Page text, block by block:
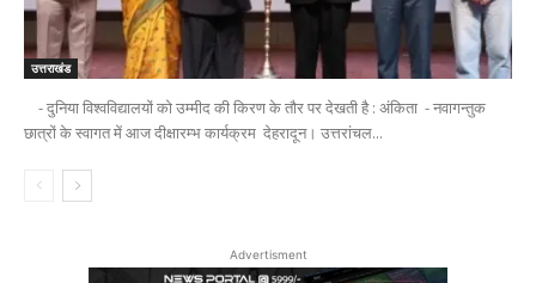
उत्तराखंड
- दुनिया विश्वविद्यालयों को उम्मीद की किरण के तौर पर देखती है : अंकिता - नवागन्तुक
छात्रों के स्वागत में आज दीक्षारम्भ कार्यक्रम देहरादून। उत्तरांचल...
Advertisment